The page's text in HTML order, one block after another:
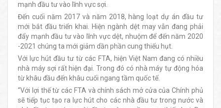
mạnh đầu tư vào lĩnh vực sợi.
Đến cuối năm 2017 và năm 2018, hàng loạt dự án đầu tư
mới bắt đầu triển khai. Hiện ngành dệt may vẫn đang phải
đẩy mạnh đầu tư vào lĩnh vực dệt, nhuộm để đến năm 2020
-2021 chúng ta mới giảm dần phần cung thiếu hụt.
Với lực hút đầu tư từ các FTA, hiện Việt Nam đang có nhiều
nhà máy sợi rất hiện đại. Trong đó có nhà máy tự động hóa
từ khâu đầu đến khâu cuối ngang tầm quốc tế.
“Với lợi thế từ các FTA và chính sách mở cửa của Chính phủ
sẽ tiếp tục tạo ra lực hút cho các nhà đầu tư trong nước và